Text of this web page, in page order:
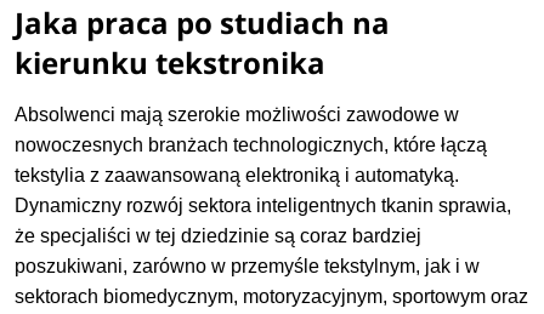
Jaka praca po studiach na
kierunku tekstronika
Absolwenci mają szerokie możliwości zawodowe w
nowoczesnych branżach technologicznych, które łączą
tekstylia z zaawansowaną elektroniką i automatyką.
Dynamiczny rozwój sektora inteligentnych tkanin sprawia,
że specjaliści w tej dziedzinie są coraz bardziej
poszukiwani, zarówno w przemyśle tekstylnym, jak i w
sektorach biomedycznym, motoryzacyjnym, sportowym oraz